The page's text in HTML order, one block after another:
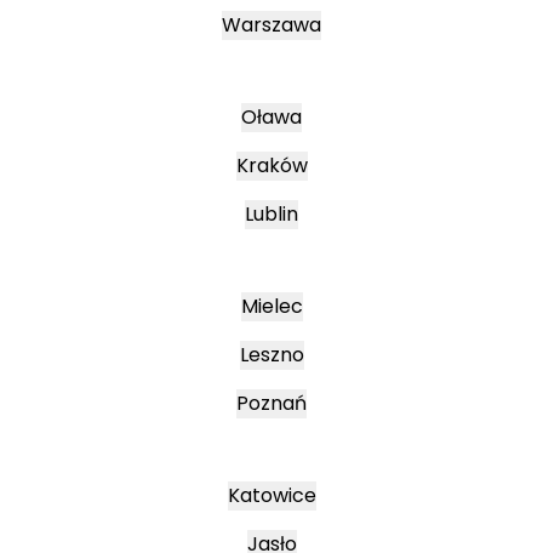
Warszawa
Oława
Kraków
Lublin
Mielec
Leszno
Poznań
Katowice
Jasło